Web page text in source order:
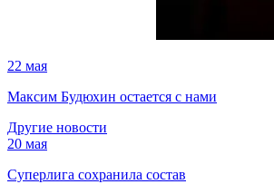
22 мая
Максим Будюхин остается с нами
Другие новости
20 мая
Суперлига сохранила состав